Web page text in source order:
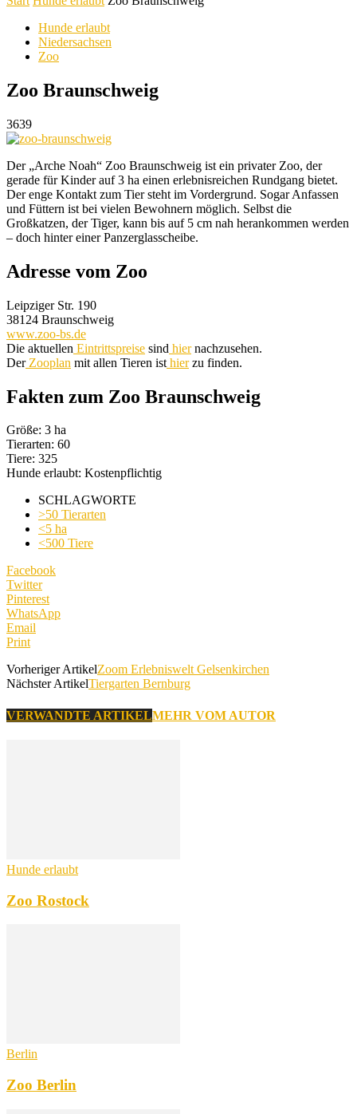
Hunde erlaubt
Niedersachsen
Zoo
Zoo Braunschweig
3639
Der „Arche Noah“ Zoo Braunschweig ist ein privater Zoo, der
gerade für Kinder auf 3 ha einen erlebnisreichen Rundgang bietet.
Der enge Kontakt zum Tier steht im Vordergrund. Sogar Anfassen
und Füttern ist bei vielen Bewohnern möglich. Selbst die
Großkatzen, der Tiger, kann bis auf 5 cm nah herankommen werden
– doch hinter einer Panzerglasscheibe.
Adresse vom Zoo
Leipziger Str. 190
38124 Braunschweig
www.zoo-bs.de
Die aktuellen Eintrittspreise sind hiernachzusehen.
DerZooplan mit allen Tieren ist hierzu finden.
Fakten zum Zoo Braunschweig
Größe: 3 ha
Tierarten: 60
Tiere: 325
Hunde erlaubt: Kostenpflichtig
SCHLAGWORTE
>50 Tierarten
<5 ha
<500 Tiere
Facebook
Twitter
Pinterest
WhatsApp
Email
Print
Vorheriger ArtikelZoom Erlebniswelt Gelsenkirchen
Nächster ArtikelTiergarten Bernburg
VERWANDTE ARTIKELMEHR VOM AUTOR
Hunde erlaubt
Zoo Rostock
Berlin
Zoo Berlin